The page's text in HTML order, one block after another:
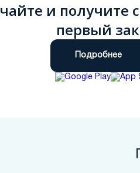
и получите
первый
Подробнее